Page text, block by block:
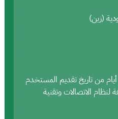
(زين)
عدم معالجة الشكوى خلال 5 أيام من تاريخ تقديم المستخدم
الاتصالات وتقنية